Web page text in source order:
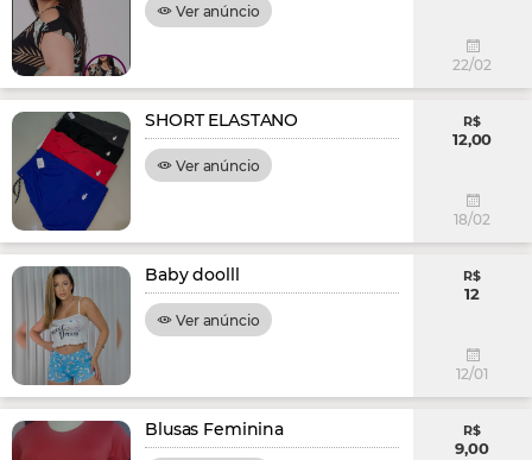
Ver anúncio
22/02
SHORT ELASTANO
Ver anúncio
R$
12,00
18/02
Baby doolll
Ver anúncio
R$
12
12/01
Blusas Feminina R$
9,00